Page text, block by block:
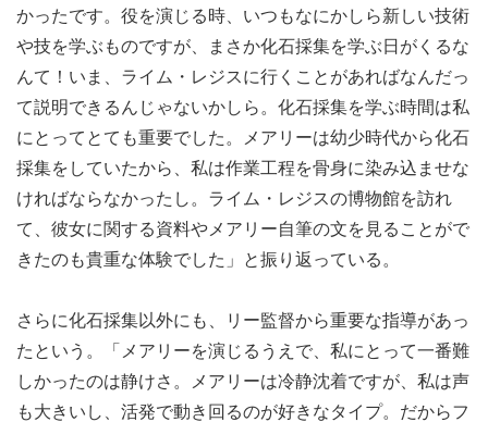
かったです。役を演じる時、いつもなにかしら新しい技術
や技を学ぶものですが、まさか化石採集を学ぶ日がくるな
んて！いま、ライム・レジスに行くことがあればなんだっ
て説明できるんじゃないかしら。化石採集を学ぶ時間は私
にとってとても重要でした。メアリーは幼少時代から化石
採集をしていたから、私は作業工程を骨身に染み込ませな
ければならなかったし。ライム・レジスの博物館を訪れ
て、彼女に関する資料やメアリー自筆の文を見ることがで
きたのも貴重な体験でした」と振り返っている。
さらに化石採集以外にも、リー監督から重要な指導があっ
たという。「メアリーを演じるうえで、私にとって一番難
しかったのは静けさ。メアリーは冷静沈着ですが、私は声
も大きいし、活発で動き回るのが好きなタイプ。だからフ